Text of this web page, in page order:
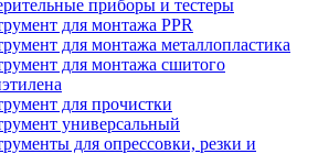
приборы и тестеры
для монтажа PPR
для монтажа металлопластика
для монтажа сшитого
для прочистки
универсальный
для опрессовки, резки и